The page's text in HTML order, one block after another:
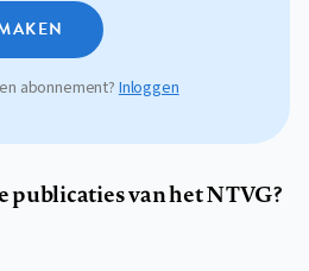
abonnement?Inloggen
publicaties van het NTVG?